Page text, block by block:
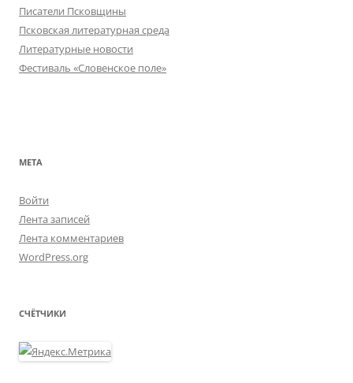
Писатели Псковщины
Псковская литературная среда
Литературные новости
Фестиваль «Словенское поле»
МЕТА
Войти
Лента записей
Лента комментариев
WordPress.org
СЧЁТЧИКИ